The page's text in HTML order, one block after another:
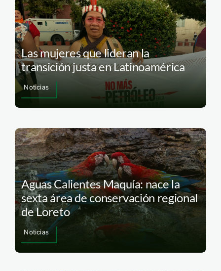
Las mujeres que lideran la
transición justa en Latinoamérica
Noticias
Aguas Calientes Maquía: nace la
sexta área de conservación regional
de Loreto
Noticias